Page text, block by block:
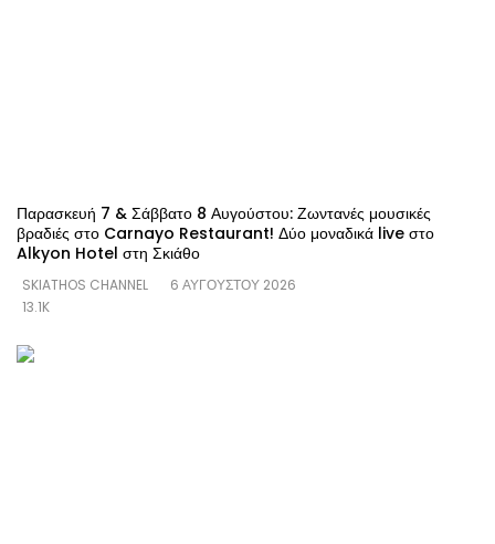
Παρασκευή 7 & Σάββατο 8 Αυγούστου: Ζωντανές μουσικές
βραδιές στο Carnayo Restaurant! Δύο μοναδικά live στο
Alkyon Hotel στη Σκιάθο
SKIATHOS CHANNEL
6 ΑΥΓΟΎΣΤΟΥ 2026
13.1K